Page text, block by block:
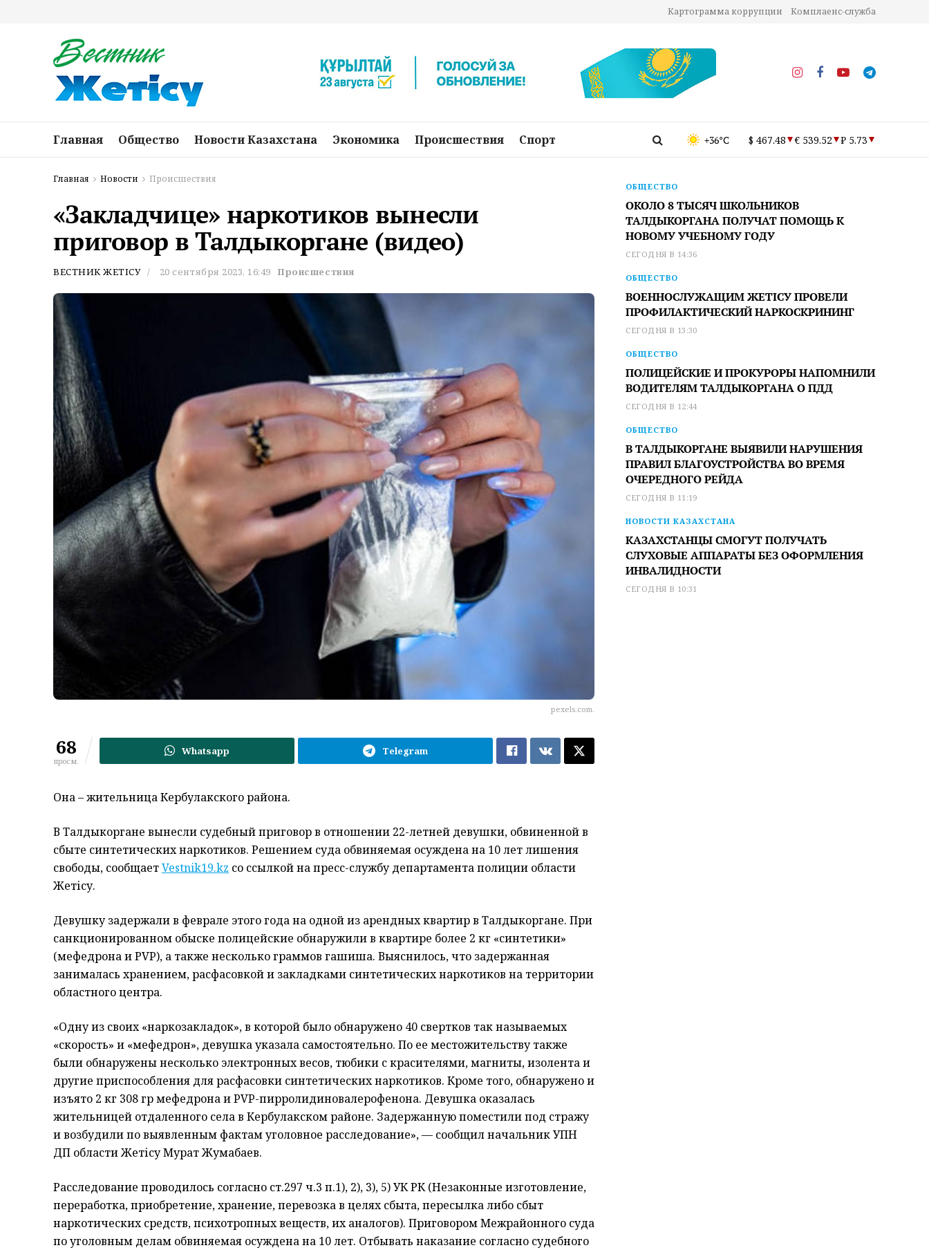
Картограмма коррупции Комплаенс-служба
Главная Общество Новости Казахстана Экономика Происшествия Спорт +36°C $ 467.48 € 539.52 ₽ 5.73
Главная Новости Происшествия
«Закладчице» наркотиков вынесли
приговор в Талдыкоргане (видео)
ВЕСТНИК ЖЕТІСУ 20 сентября 2023, 16:49 Происшествия
pexels.com.
68
просм.
Whatsapp Telegram
Она – жительница Кербулакского района.
В Талдыкоргане вынесли судебный приговор в отношении 22-летней девушки, обвиненной в
сбыте синтетических наркотиков. Решением суда обвиняемая осуждена на 10 лет лишения
свободы, сообщаетVestnik19.kz со ссылкой на пресс-службу департамента полиции области
Жетісу.
Девушку задержали в феврале этого года на одной из арендных квартир в Талдыкоргане. При
санкционированном обыске полицейские обнаружили в квартире более 2 кг «синтетики»
(мефедрона и РVP), а также несколько граммов гашиша. Выяснилось, что задержанная
занималась хранением, расфасовкой и закладками синтетических наркотиков на территории
областного центра.
«Одну из своих «наркозакладок», в которой было обнаружено 40 свертков так называемых
«скорость» и «мефедрон», девушка указала самостоятельно. По ее местожительству также
были обнаружены несколько электронных весов, тюбики с красителями, магниты, изолента и
другие приспособления для расфасовки синтетических наркотиков. Кроме того, обнаружено и
изъято 2 кг 308 гр мефедрона и PVP-пирролидиновалерофенона. Девушка оказалась
жительницей отдаленного села в Кербулакском районе. Задержанную поместили под стражу
и возбудили по выявленным фактам уголовное расследование», — сообщил начальник УПН
ДП области Жетісу Мурат Жумабаев.
Расследование проводилось согласно ст.297 ч.3 п.1), 2), 3), 5) УК РК (Незаконные изготовление,
переработка, приобретение, хранение, перевозка в целях сбыта, пересылка либо сбыт
наркотических средств, психотропных веществ, их аналогов). Приговором Межрайонного суда
по уголовным делам обвиняемая осуждена на 10 лет. Отбывать наказание согласно судебного
ОБЩЕСТВО
ОКОЛО 8 ТЫСЯЧ ШКОЛЬНИКОВ
ТАЛДЫКОРГАНА ПОЛУЧАТ ПОМОЩЬ К
НОВОМУ УЧЕБНОМУ ГОДУ
СЕГОДНЯ В 14:36
ОБЩЕСТВО
ВОЕННОСЛУЖАЩИМ ЖЕТІСУ ПРОВЕЛИ
ПРОФИЛАКТИЧЕСКИЙ НАРКОСКРИНИНГ
СЕГОДНЯ В 13:30
ОБЩЕСТВО
ПОЛИЦЕЙСКИЕ И ПРОКУРОРЫ НАПОМНИЛИ
ВОДИТЕЛЯМ ТАЛДЫКОРГАНА О ПДД
СЕГОДНЯ В 12:44
ОБЩЕСТВО
В ТАЛДЫКОРГАНЕ ВЫЯВИЛИ НАРУШЕНИЯ
ПРАВИЛ БЛАГОУСТРОЙСТВА ВО ВРЕМЯ
ОЧЕРЕДНОГО РЕЙДА
СЕГОДНЯ В 11:19
НОВОСТИ КАЗАХСТАНА
КАЗАХСТАНЦЫ СМОГУТ ПОЛУЧАТЬ
СЛУХОВЫЕ АППАРАТЫ БЕЗ ОФОРМЛЕНИЯ
ИНВАЛИДНОСТИ
СЕГОДНЯ В 10:31